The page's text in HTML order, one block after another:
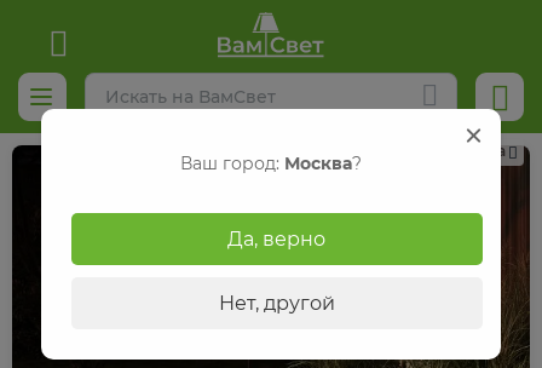
Реклама
Ваш город: Москва?
Да, верно
Нет, другой